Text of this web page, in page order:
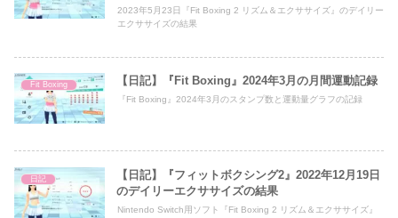
2023年5月23日『Fit Boxing 2 リズム＆エクササイズ』のデイリー
エクササイズの結果
Fit Boxing 【日記】『Fit Boxing』2024年3月の月間運動記録
『Fit Boxing』2024年3月のスタンプ数と運動量グラフの記録
日記
【日記】『フィットボクシング2』2022年12月19日
のデイリーエクササイズの結果
Nintendo Switch用ソフト『Fit Boxing 2 リズム＆エクササイズ』